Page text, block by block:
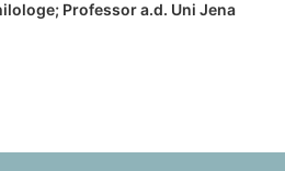
Professor a.d. Uni Jena